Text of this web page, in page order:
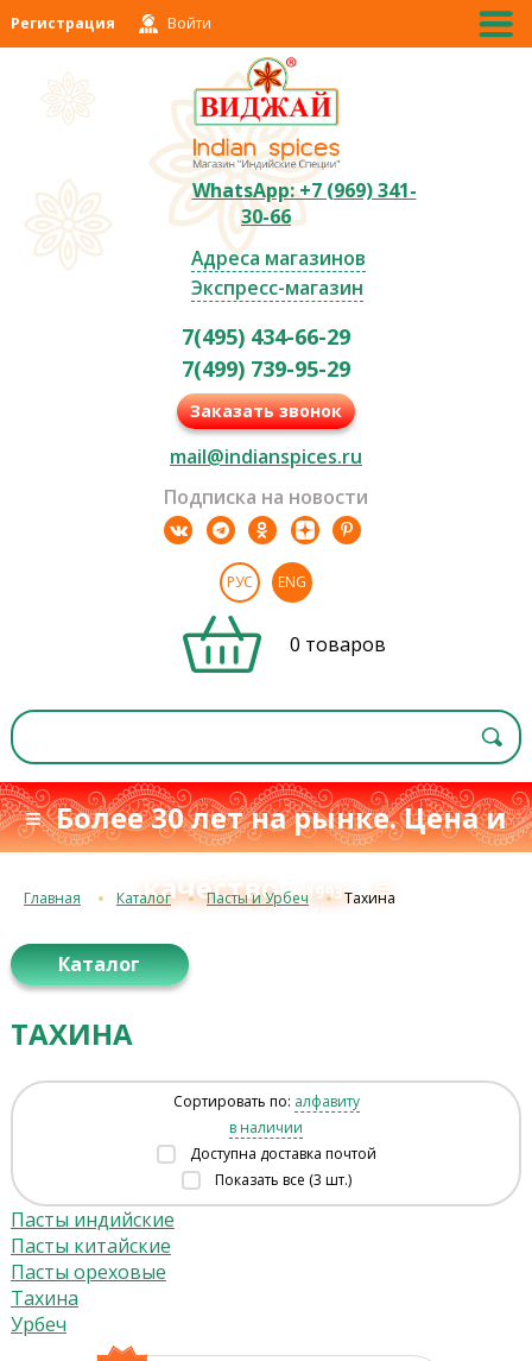
Регистрация Войти
WhatsApp: +7 (969) 341-
30-66
Адреса магазинов
Экспресс-магазин
7(495) 434-66-29
7(499) 739-95-29
Заказать звонок
mail@indianspices.ru
Подписка на новости
РУС ENG
0 товаров
≡ Более 30 лет на рынке. Цена и
качествос 1993 г.≡
Главная Каталог Пасты и Урбеч Тахина
Каталог
ТАХИНА
Сортировать по: алфавиту
в наличии
Доступна доставка почтой
Показать все (3 шт.)
Пасты индийские
Пасты китайские
Пасты ореховые
Тахина
Урбеч